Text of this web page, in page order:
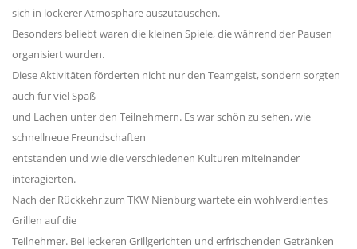
sich in lockerer Atmosphäre auszutauschen.
Besonders beliebt waren die kleinen Spiele, die während der Pausen
organisiert wurden.
Diese Aktivitäten förderten nicht nur den Teamgeist, sondern sorgten
auch für viel Spaß
und Lachen unter den Teilnehmern. Es war schön zu sehen, wie
schnellneue Freundschaften
entstanden und wie die verschiedenen Kulturen miteinander
interagierten.
Nach der Rückkehr zum TKW Nienburg wartete ein wohlverdientes
Grillen auf die
Teilnehmer. Bei leckeren Grillgerichten und erfrischenden Getränken